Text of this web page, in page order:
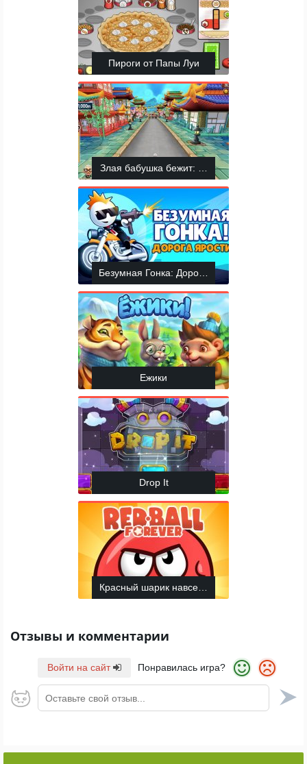
Пироги от Папы Луи
Злая бабушка бежит: Япония
Безумная Гонка: Дорога Ярости
Ежики
Drop It
Красный шарик навсегда
Отзывы и комментарии
Войти на сайт Понравилась игра?
Оставьте свой отзыв...